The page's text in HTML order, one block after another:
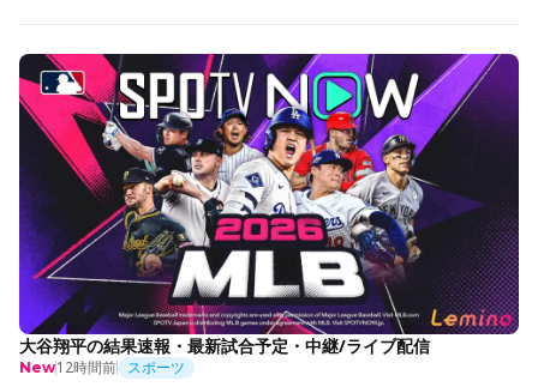
大谷翔平の結果速報・最新試合予定・中継/ライブ配信
New12時間前 スポーツ